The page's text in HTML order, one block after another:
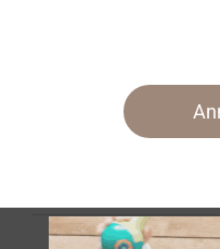
Bisher